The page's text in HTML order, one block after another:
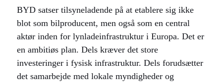
BYD satser tilsyneladende på at etablere sig ikke
blot som bilproducent, men også som en central
aktør inden for lynladeinfrastruktur i Europa. Det er
en ambitiøs plan. Dels kræver det store
investeringer i fysisk infrastruktur. Dels forudsætter
det samarbejde med lokale myndigheder og